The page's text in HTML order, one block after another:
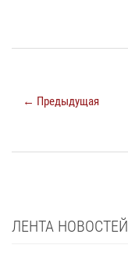
← Предыдущая
ЛЕНТА НОВОСТЕЙ